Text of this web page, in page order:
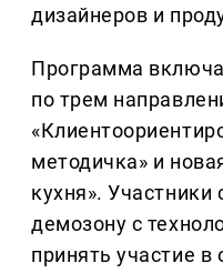
дизайнеров и
Программа
по трем
методичка» и
кухня». Участники
демозону с
принять участие в